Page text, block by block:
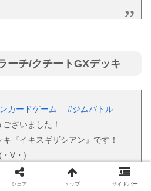
ーチ/クチートGXデッキ
カードゲーム
#ジムバトル
ざいました！
『イキスギザシアン』です！
・∀・)
ら開催予定です#浪漫遊金沢本
シェア トップ サイドバー